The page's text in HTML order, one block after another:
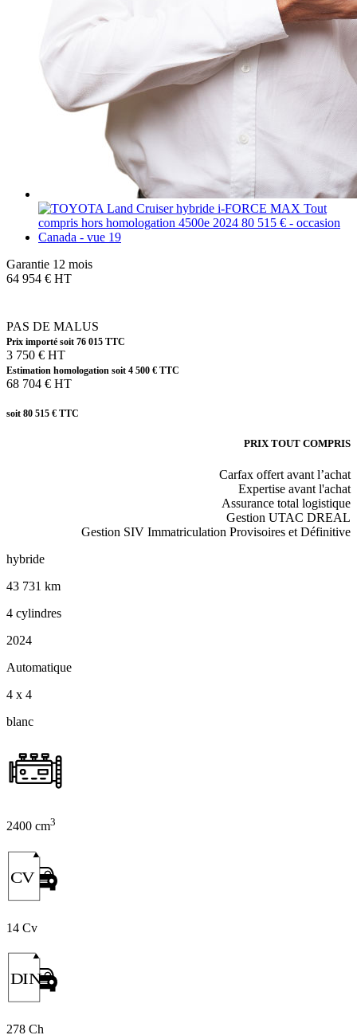
Garantie 12 mois
64 954 € HT
PAS DE MALUS
Prix importé soit 76 015 TTC
3 750 € HT
Estimation homologation soit 4 500 € TTC
68 704 € HT
soit 80 515 € TTC
PRIX TOUT COMPRIS
Carfax offert avant l’achat
Expertise avant l'achat
Assurance total logistique
Gestion UTAC DREAL
Gestion SIV Immatriculation Provisoires et Définitive
hybride
43 731 km
4 cylindres
2024
Automatique
4 x 4
blanc
2400 cm3
CV
14 Cv
DIN
278 Ch